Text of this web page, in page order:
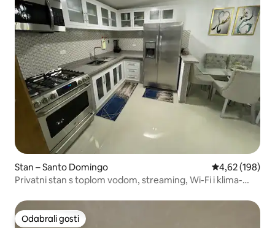
Stan – Santo Domingo Prosječna
4,62 (198)
Privatni stan s toplom vodom, streaming, Wi-Fi i klima-
Odabrali gosti
Odabrali gosti